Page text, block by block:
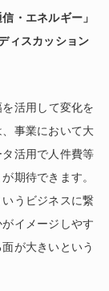
・エネルギー」
ィスカッション
活用して変化を
事業において大
活用で人件費等
期待できます。
うビジネスに繋
イメージしやす
が大きいという